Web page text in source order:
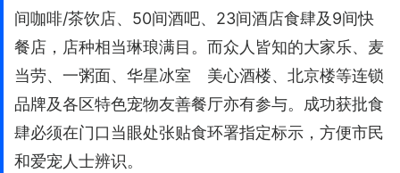
间咖啡/茶饮店、50间酒吧、23间酒店食肆及9间快
餐店，店种相当琳琅满目。而众人皆知的大家乐、麦
当劳、一粥面、华星冰室 美心酒楼、北京楼等连锁
品牌及各区特色宠物友善餐厅亦有参与。成功获批食
肆必须在门口当眼处张贴食环署指定标示，方便市民
和爱宠人士辨识。